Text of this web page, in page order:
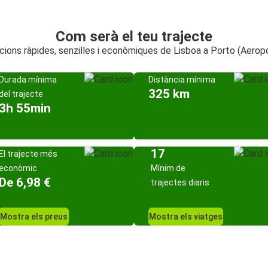
Com serà el teu trajecte
ràpides, senzilles i econòmiques de Lisboa a Porto
mínima
trajecte
55min
Distància mínima
325 km
trajecte més
6,98 €
Mostra els preus
17
Mínim de
trajectes diaris
Mostra els viatges